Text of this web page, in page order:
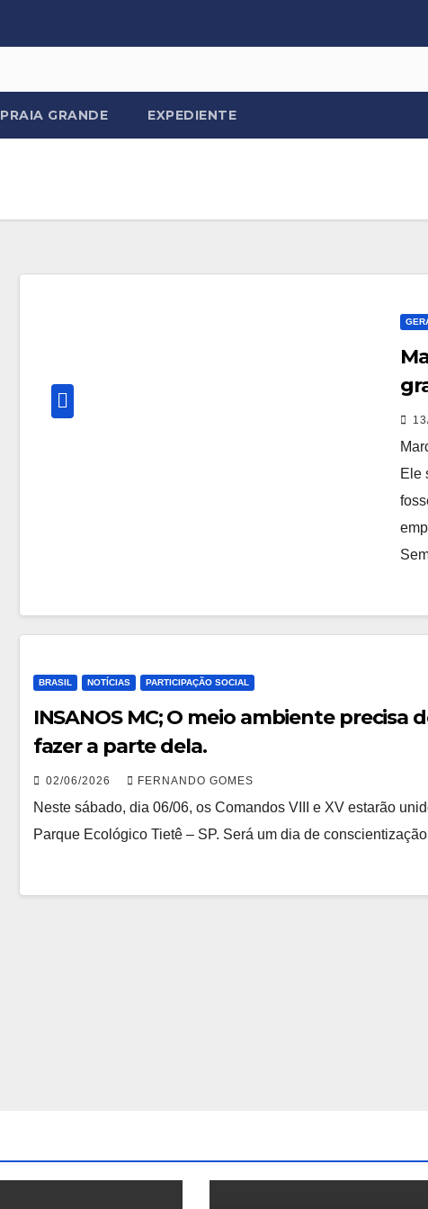
PRAIA GRANDE EXPEDIENTE
Ele
BRASIL NOTÍCIAS PARTICIPAÇÃO SOCIAL
INSANOS MC; O meio ambiente
fazer a parte dela.
02/06/2026 FERNANDO GOMES
Neste sábado, dia 06/06, os Comandos VIII e XV estarão
Parque Ecológico Tietê – SP. Será um dia de